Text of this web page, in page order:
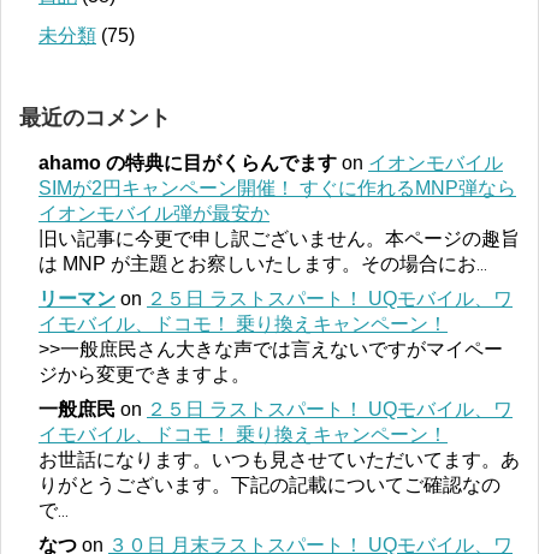
未分類 (75)
最近のコメント
ahamo の特典に目がくらんでます on イオンモバイル
SIMが2円キャンペーン開催！ すぐに作れるMNP弾なら
イオンモバイル弾が最安か
旧い記事に今更で申し訳ございません。本ページの趣旨
は MNP が主題とお察しいたします。その場合にお
リーマン on ２５日 ラストスパート！ UQモバイル、ワ
イモバイル、ドコモ！ 乗り換えキャンペーン！
>>一般庶民さん大きな声では言えないですがマイペー
ジから変更できますよ。
一般庶民 on ２５日 ラストスパート！ UQモバイル、ワ
イモバイル、ドコモ！ 乗り換えキャンペーン！
お世話になります。いつも見させていただいてます。あ
りがとうございます。下記の記載についてご確認なの
で...
なつ on ３０日 月末ラストスパート！ UQモバイル、ワ